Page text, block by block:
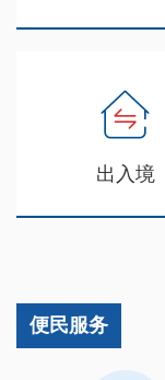
出入境
便民服务